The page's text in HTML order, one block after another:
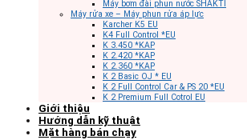
Máy bơm đài phun nước SHAKTI
Máy rửa xe – Máy phun rửa áp lực
Karcher K5 EU
K4 Full Control *EU
K 3.450 *KAP
K 2.420 *KAP
K 2.360 *KAP
K 2 Basic OJ * EU
K 2 Full Control Car & PS 20 *EU
K 2 Premium Full Cotrol EU
Giới thiệu
Hướng dẫn kỹ thuật
Mặt hàng bán chạy